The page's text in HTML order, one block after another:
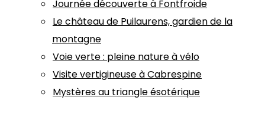
Journée découverte à Fontfroide
Le château de Puilaurens, gardien de la
montagne
Voie verte : pleine nature à vélo
Visite vertigineuse à Cabrespine
Mystères au triangle ésotérique